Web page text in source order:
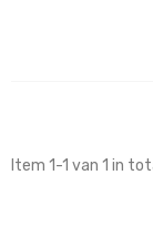
Item 1-1 van 1 in